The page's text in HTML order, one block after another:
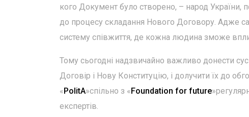
кого Документ було створено, – народ України,
до процесу складання Нового Договору. Адже
систему співжиття, де кожна людина зможе
Тому сьогодні надзвичайно важливо донести
Договір і Нову Конституцію, і долучити їх до
«PolitA»спільно з «Foundation for future
експертів.